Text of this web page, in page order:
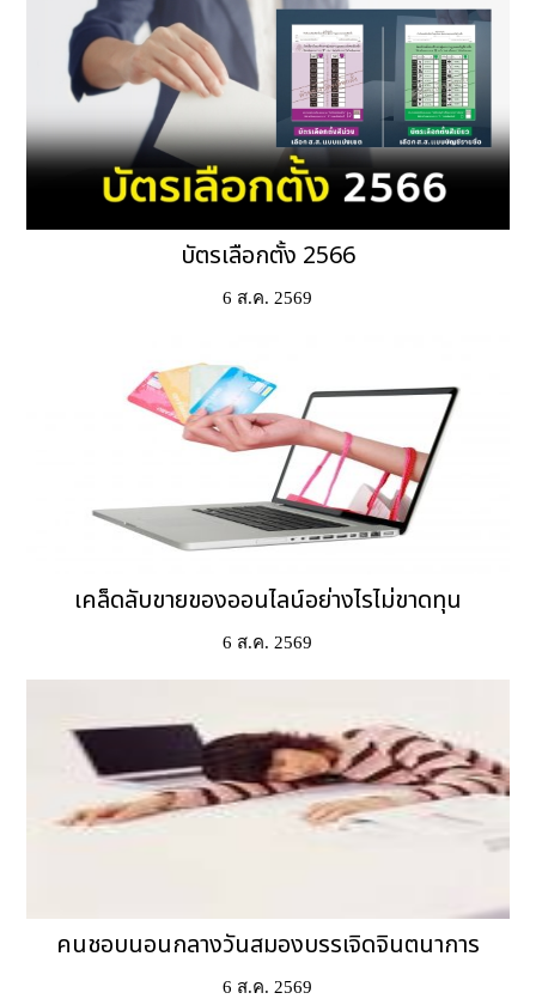
บัตรเลือกตั้ง 2566
6 ส.ค. 2569
เคล็ดลับขายของออนไลน์อย่างไรไม่ขาดทุน
6 ส.ค. 2569
คนชอบนอนกลางวันสมองบรรเจิดจินตนาการ
6 ส.ค. 2569